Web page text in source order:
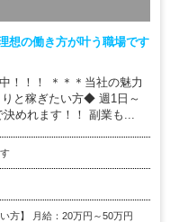
の働き方が叶う職場です
！！！ ＊＊＊当社の魅力
と稼ぎたい方◆ 週1日～
めれます！！ 副業も...
方】 月給：20万円～50万円